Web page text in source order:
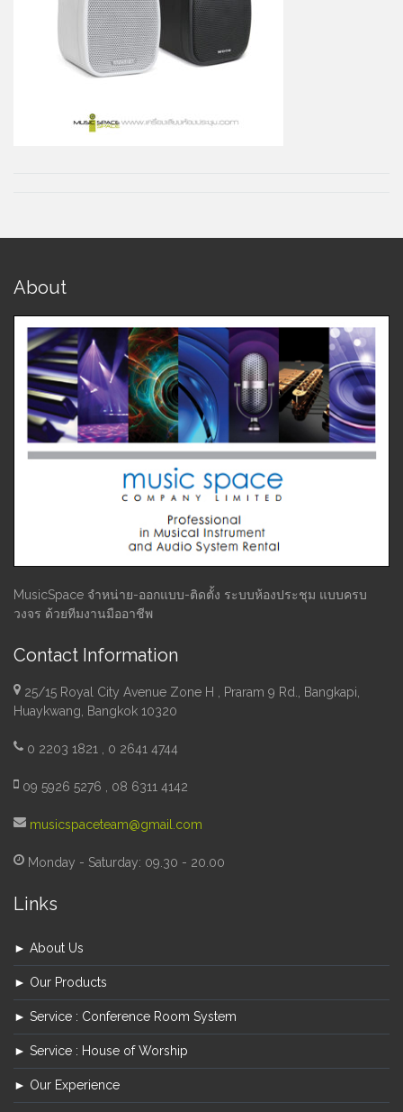
About
MusicSpace จำหน่าย-ออกแบบ-ติดตั้ง ระบบห้องประชุม แบบครบ
วงจร ด้วยทีมงานมืออาชีพ
Contact Information
25/15 Royal City Avenue Zone H , Praram 9 Rd., Bangkapi,
Huaykwang, Bangkok 10320
0 2203 1821 , 0 2641 4744
09 5926 5276 , 08 6311 4142
musicspaceteam@gmail.com
Monday - Saturday: 09.30 - 20.00
Links
► About Us
► Our Products
► Service : Conference Room System
► Service : House of Worship
► Our Experience